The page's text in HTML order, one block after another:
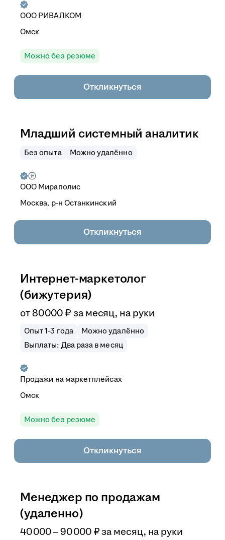
ООО РИВАЛКОМ
Омск
Можно без резюме
Откликнуться
Младший системный аналитик
Без опыта Можно удалённо
ООО Мираполис
Москва, р-н Останкинский
Откликнуться
Интернет-маркетолог
(бижутерия)
от80 000 ₽ за месяц, на руки
Опыт 1-3 года
Можно удалённо
Выплаты: Два раза в месяц
Продажи на маркетплейсах
Омск
Можно без резюме
Откликнуться
Менеджер по продажам
(удаленно)
40 000–90 000 ₽ за месяц, на руки